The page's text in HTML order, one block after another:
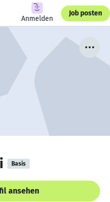
Anmelden
Job posten
Basis
ansehen